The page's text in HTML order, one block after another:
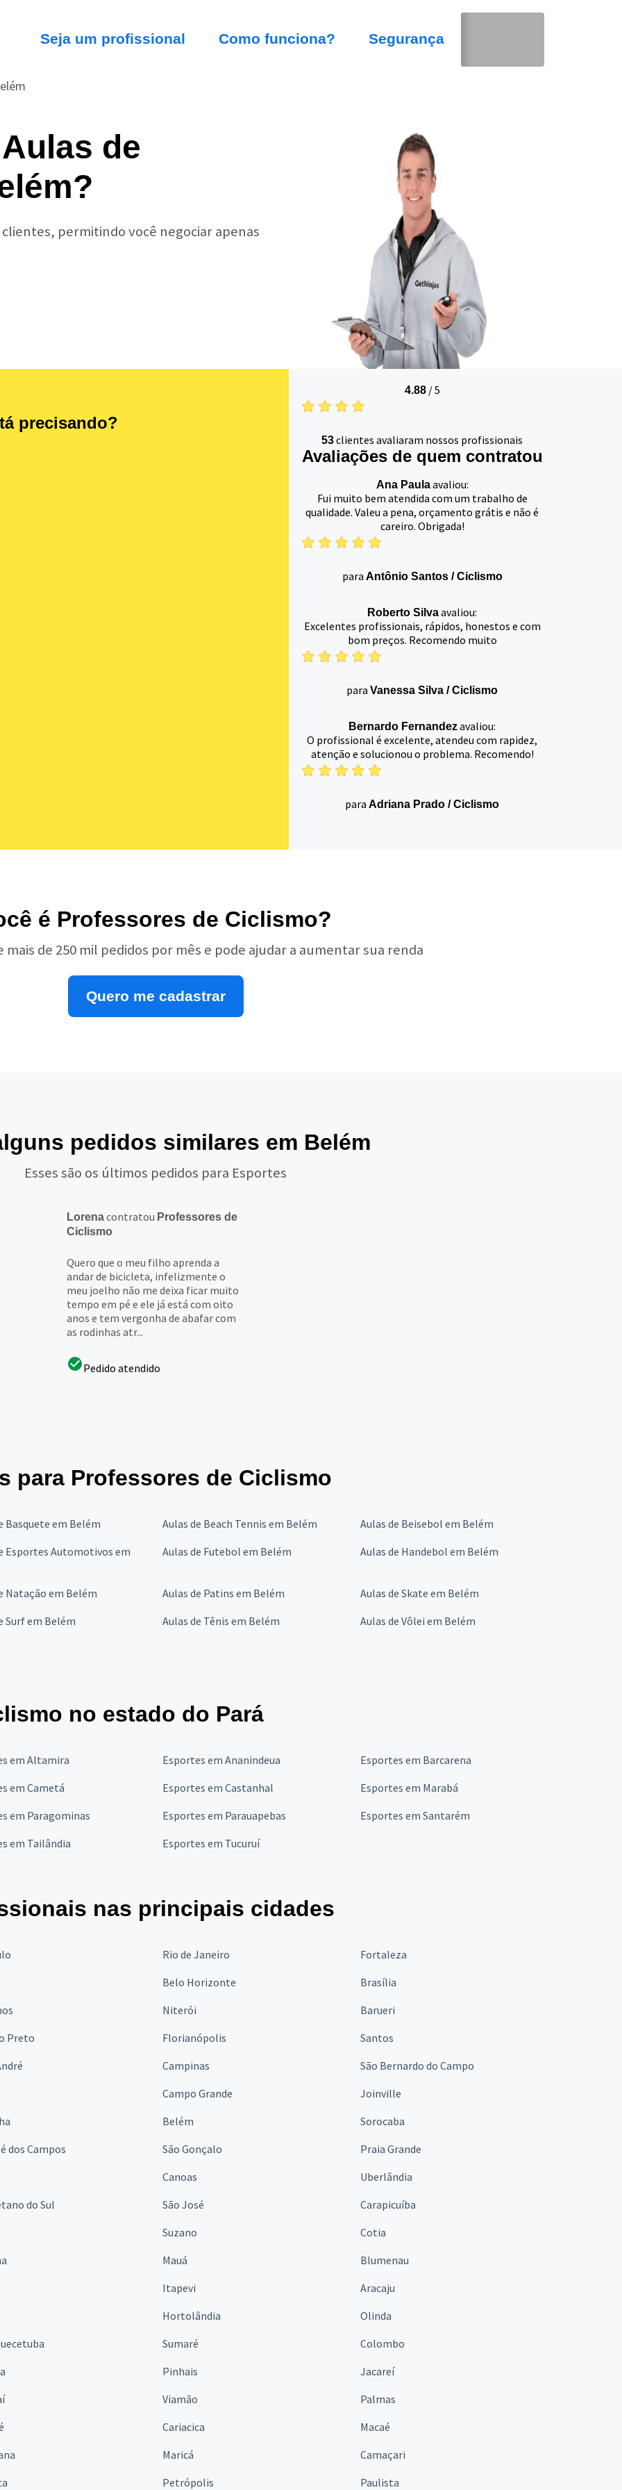
Seja um profissional Como funciona? Segurança
de
permitindo você negociar apenas
precisando?
4.88/5
53clientes avaliaram nossos profissionais
Avaliações de quem contratou
Ana Paulaavaliou:
Fui muito bem atendida com um trabalho de
qualidade. Valeu a pena, orçamento grátis e não é
careiro. Obrigada!
para Antônio Santos/Ciclismo
Roberto Silvaavaliou:
Excelentes profissionais, rápidos, honestos e com
bom preços. Recomendo muito
para Vanessa Silva /Ciclismo
Bernardo Fernandezavaliou:
O profissional é excelente, atendeu com rapidez,
atenção e solucionou o problema. Recomendo!
para Adriana Prado /Ciclismo
é Professores de Ciclismo?
mais de 250 mil pedidos por mês e pode ajudar a aumentar sua renda
Quero me cadastrar
pedidos similares em Belém
Esses são os últimos pedidos para Esportes
Lorenacontratou Professores de
Ciclismo
Quero que o meu filho aprenda a
andar de bicicleta, infelizmente o
meu joelho não me deixa ficar muito
tempo em pé e ele já está com oito
anos e tem vergonha de abafar com
as rodinhas atr...
Pedido atendido
para Professores de Ciclismo
Basquete em Belém Aulas de Beach Tennis em Belém
Aulas de Beisebol em Belém
Esportes Automotivos em
Aulas de Futebol em Belém Aulas de Handebol em Belém
Natação em Belém Aulas de Patins em Belém
Aulas de Skate em Belém
Surf em Belém
Aulas de Tênis em Belém Aulas de Vôlei em Belém
no estado do Pará
em Altamira Esportes em Ananindeua
Esportes em Barcarena
em Cametá
Esportes em Castanhal
Esportes em Marabá
em Paragominas
Esportes em Parauapebas
Esportes em Santarém
em Tailândia
Esportes em Tucuruí
nas principais cidades
Rio de Janeiro
Fortaleza
Belo Horizonte
Brasília
Niterói
Barueri
Preto
Florianópolis
Santos
Campinas
São Bernardo do Campo
Campo Grande
Joinville
Belém
Sorocaba
dos Campos
São Gonçalo
Praia Grande
Canoas
Uberlândia
do Sul
São José
Carapicuíba
Suzano
Cotia
Mauá
Blumenau
Itapevi
Aracaju
Hortolândia
Olinda
Sumaré
Colombo
Pinhais
Jacareí
Viamão
Palmas
Cariacica
Macaé
Maricá
Camaçari
Petrópolis Paulista